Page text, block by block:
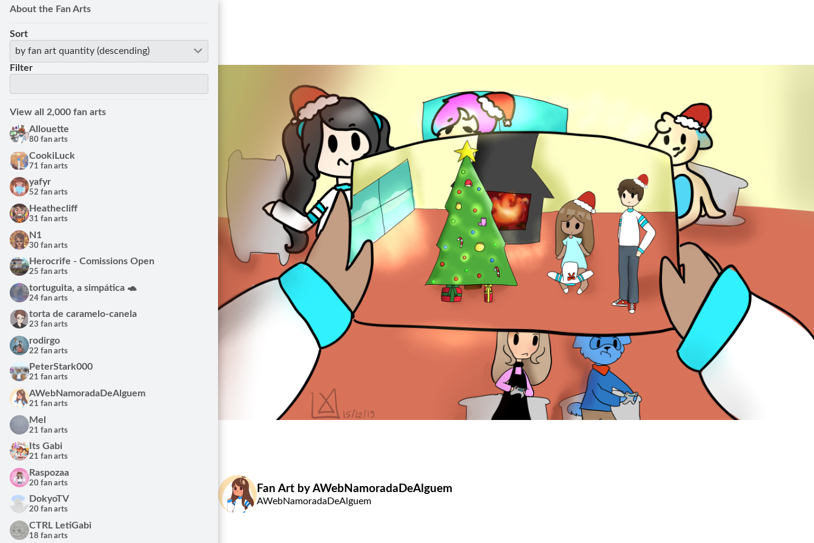
About the Fan Arts
Sort
by fan art quantity (descending)
Filter
View all 2,000 fan arts
Allouette
80 fan arts
CookiLuck
71 fan arts
yafyr
52 fan arts
Heathecliff
31 fan arts
N1
30 fan arts
Herocrife - Comissions Open
25 fan arts
tortuguita, a simpática 🐢
24 fan arts
torta de caramelo-canela
23 fan arts
rodirgo
22 fan arts
PeterStark000
21 fan arts
AWebNamoradaDeAlguem
21 fan arts
Mel
21 fan arts
Its Gabi
21 fan arts
Raspozaa
20 fan arts
DokyoTV
20 fan arts
CTRL LetiGabi
18 fan arts
Fan Art by AWebNamoradaDeAlguem
AWebNamoradaDeAlguem